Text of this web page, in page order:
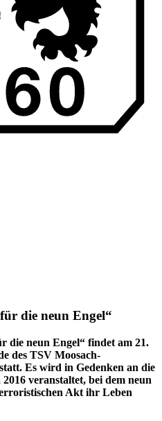
die neun Engel“
die neun Engel“ findet am 21.
des TSV Moosach-
Es wird in Gedenken an die
veranstaltet, bei dem neun
Akt ihr Leben